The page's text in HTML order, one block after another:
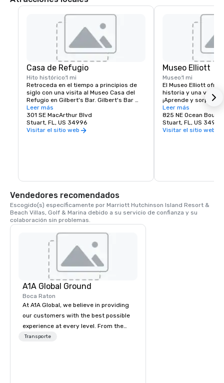
Casa de Refugio
Hito histórico1 mi
Retroceda en el tiempo a principios de
siglo con una visita al Museo Casa del
Refugio en Gilbert's Bar. Gilbert's Bar
House of Refuge, el edificio más antiguo
del condado de Martin, figura en el
Registro Nacional de Lugares Históricos
desde 1974.
Martin y figura en el Registro Nacional de
Leer más
301 SE MacArthur Blvd
Stuart, FL, US 34996
Visitar el sitio web
Museo Elliott
Museo1 mi
El Museo Elliott
historia y una
¡Aprende y
Histórica del
el Museo Elliott, un
local.
Leer más
825 NE Ocean
Stuart, FL, US 34996
Visitar el sitio web
Vendedores recomendados
Escogido(s) específicamente por Marriott Hutchinson Island Resort &
Beach Villas, Golf & Marina debido a su servicio de confianza y su
colaboración sin problemas.
A1A Global Ground
Boca Raton
At A1A Global, we believe in providing
our customers with the best possible
experience at every level. From the
very beginning of the reservation
Transporte